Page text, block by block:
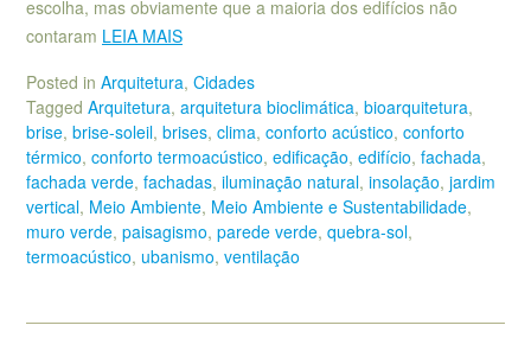
escolha, mas obviamente que a maioria dos edifícios não
contaram LEIA MAIS
Posted in Arquitetura, Cidades
Tagged Arquitetura, arquitetura bioclimática, bioarquitetura,
brise, brise-soleil, brises, clima, conforto acústico, conforto
térmico, conforto termoacústico, edificação, edifício, fachada,
fachada verde, fachadas, iluminação natural, insolação, jardim
vertical, Meio Ambiente, Meio Ambiente e Sustentabilidade,
muro verde, paisagismo, parede verde, quebra-sol,
termoacústico, ubanismo, ventilação